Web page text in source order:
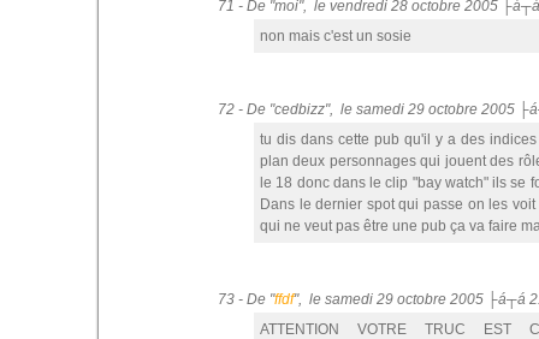
71 - De "moi", le vendredi 28 octobre 2005
non mais c'est un sosie
72 - De "cedbizz", le samedi 29 octobre 2005
tu dis dans cette pub qu'il y a des
plan deux personnages qui jouent des
le 18 donc dans le clip "bay watch" ils se
Dans le dernier spot qui passe on les
qui ne veut pas être une pub ça va faire
73 - De "ffdf", le samedi 29 octobre 2005 ├á┬á
ATTENTION VOTRE TRUC